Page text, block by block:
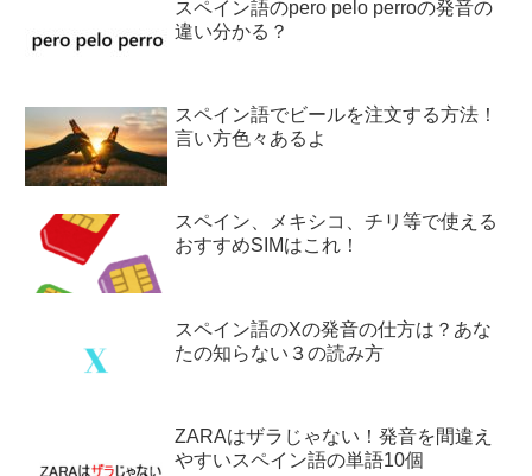
スペイン語のpero pelo perroの発音の
違い分かる？
スペイン語でビールを注文する方法！
言い方色々あるよ
スペイン、メキシコ、チリ等で使える
おすすめSIMはこれ！
スペイン語のXの発音の仕方は？あな
たの知らない３の読み方
ZARAはザラじゃない！発音を間違え
やすいスペイン語の単語10個